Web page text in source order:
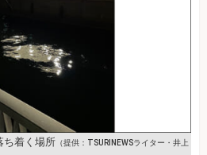
ち着く場所 （提供：TSURINEWSライター・井上